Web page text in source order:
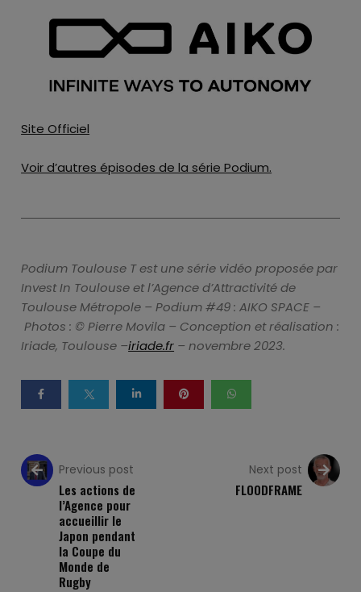
Site Officiel
Voir d’autres épisodes de la série Podium.
Podium Toulouse T est une série vidéo proposée par
Invest In Toulouse et l’Agence d’Attractivité de
Toulouse Métropole – Podium #49 : AIKO SPACE –
Photos : © Pierre Movila – Conception et réalisation :
Iriade, Toulouse –iriade.fr – novembre 2023.
Previous post
Les actions de
l’Agence pour
accueillir le
Japon pendant
la Coupe du
Monde de
Rugby
Next post
FLOODFRAME